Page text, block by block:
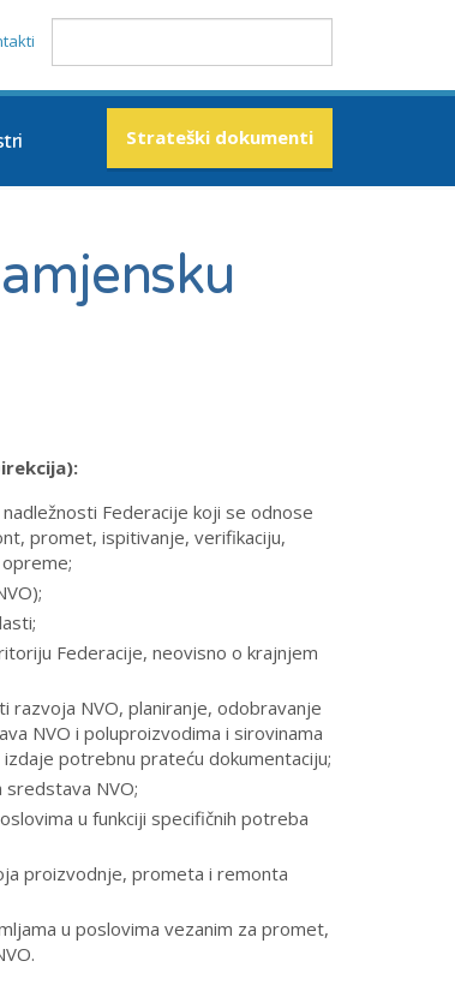
Strateški dokumenti
Federacije koji se odnose
promet, ispitivanje, verifikaciju,
Federacije, neovisno o krajnjem
razvoja NVO, planiranje, odobravanje
NVO i poluproizvodima i sirovinama
potrebnu prateću dokumentaciju;
NVO;
u funkciji specifičnih potreba
proizvodnje, prometa i remonta
u poslovima vezanim za promet,